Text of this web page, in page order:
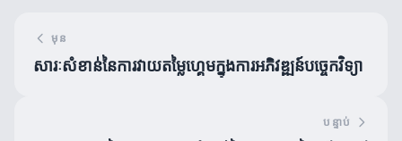
មុន
សារៈសំខាន់នៃការវាយតម្លៃហ្គេមក្នុងការអភិវឌ្ឍន៍បច្ចេកវិទ្យា
បន្ទាប់